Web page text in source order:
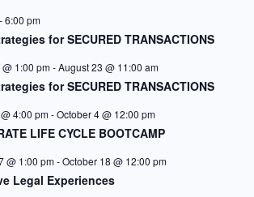
-6:00 pm
for SECURED TRANSACTIONS
1:00 pm-August 23 @ 11:00 am
for SECURED TRANSACTIONS
4:00 pm-October 4 @ 12:00 pm
LIFE CYCLE BOOTCAMP
@ 1:00 pm-October 18 @ 12:00 pm
Legal Experiences